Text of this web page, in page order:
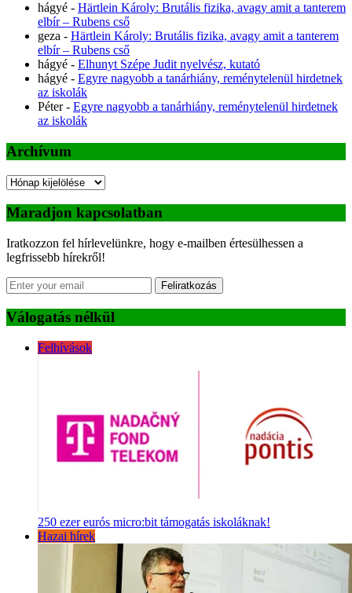
hágyé - Härtlein Károly: Brutális fizika, avagy amit a tanterem
elbír – Rubens cső
geza - Härtlein Károly: Brutális fizika, avagy amit a tanterem
elbír – Rubens cső
hágyé - Elhunyt Szépe Judit nyelvész, kutató
hágyé - Egyre nagyobb a tanárhiány, reménytelenül hirdetnek
az iskolák
Péter- Egyre nagyobb a tanárhiány, reménytelenül hirdetnek
az iskolák
Archívum
Archívum
Maradjon kapcsolatban
Iratkozzon fel hírlevelünkre, hogy e-mailben értesülhessen a
legfrissebb hírekről!
Feliratkozás
Válogatás nélkül
Felhívások
250 ezer eurós micro:bit támogatás iskoláknak!
Hazai hírek